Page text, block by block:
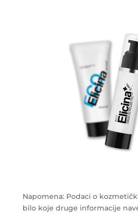
Napomena: Podaci o
bilo koje druge informacije